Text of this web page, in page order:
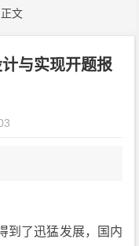
文
与实现开题报
到了迅猛发展，国内